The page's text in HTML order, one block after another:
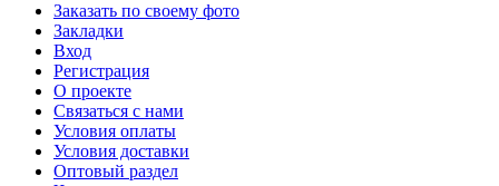
Заказать по своему фото
Закладки
Вход
Регистрация
О проекте
Связаться с нами
Условия оплаты
Условия доставки
Оптовый раздел